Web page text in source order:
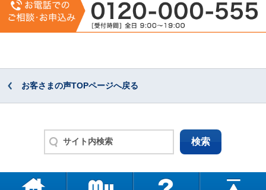
お客さまの声TOPページへ戻る